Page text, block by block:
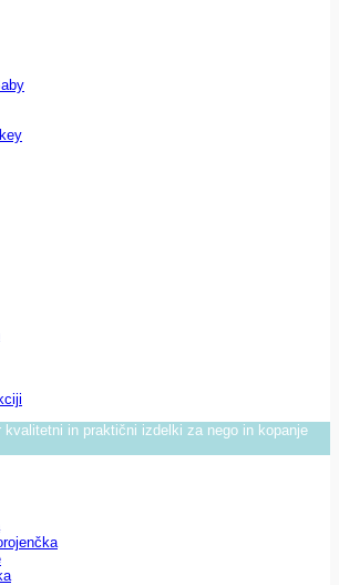
kvalitetni in praktični izdelki za nego in kopanje